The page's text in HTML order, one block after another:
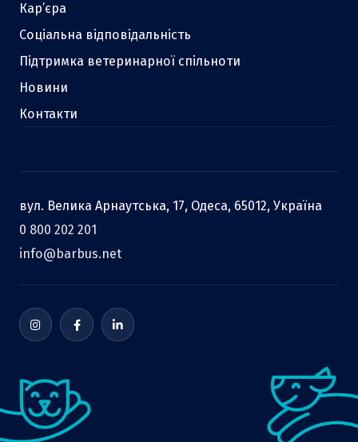
Кар’єра
Соціальна відповідальність
Підтримка ветеринарної спільноти
Новини
Контакти
вул. Велика Арнаутська, 17, Одеса, 65012, Україна
0 800 202 201
info@barbus.net